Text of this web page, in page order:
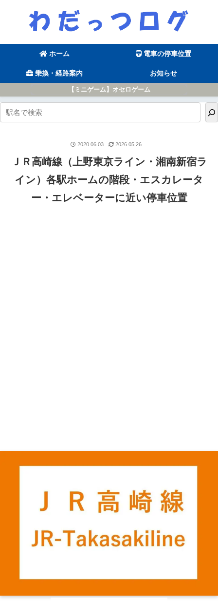
ホーム 電車の停車位置
乗換・経路案内 お知らせ
【ミニゲーム】オセロゲーム
ＪＲ高崎線（上野東京ライン・湘南新宿ラ
イン）各駅ホームの階段・エスカレータ
ー・エレベーターに近い停車位置
2020.06.03 2026.05.26